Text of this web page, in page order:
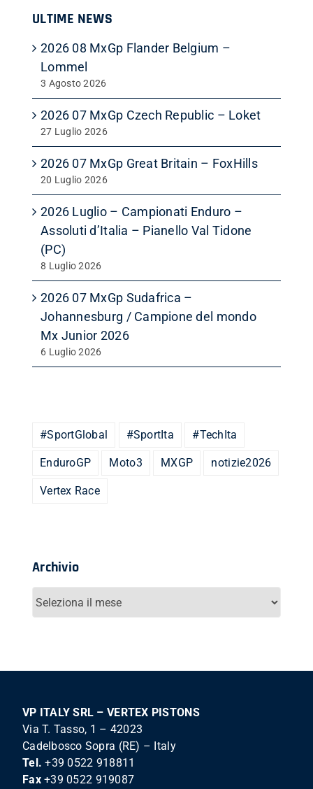
ULTIME NEWS
2026 08 MxGp Flander Belgium –
Lommel
3 Agosto 2026
2026 07 MxGp Czech Republic – Loket
27 Luglio 2026
2026 07 MxGp Great Britain – FoxHills
20 Luglio 2026
2026 Luglio – Campionati Enduro –
Assoluti d’Italia – Pianello Val Tidone
(PC)
8 Luglio 2026
2026 07 MxGp Sudafrica –
Johannesburg / Campione del mondo
Mx Junior 2026
6 Luglio 2026
#SportGlobal #SportIta #TechIta
EnduroGP Moto3 MXGP notizie2026
Vertex Race
Archivio
Archivio
VP ITALY SRL – VERTEX PISTONS
Via T. Tasso, 1 – 42023
Cadelbosco Sopra (RE) – Italy
Tel. +39 0522 918811
Fax +39 0522 919087